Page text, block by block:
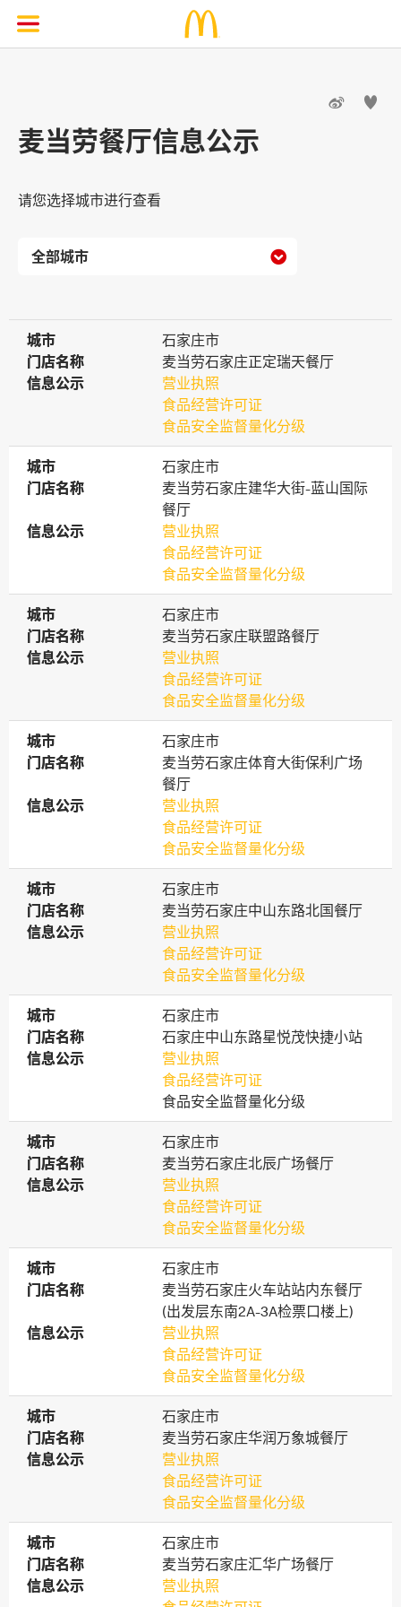
 
麦当劳餐厅信息公示
请您选择城市进行查看

城市
城市
石家庄市
门店名称
门店名称
麦当劳石家庄正定瑞天餐厅
信息公示
信息公示
营业执照
食品经营许可证
食品安全监督量化分级
城市
城市
石家庄市
门店名称
门店名称
麦当劳石家庄建华大街-蓝山国际
餐厅
信息公示
信息公示
营业执照
食品经营许可证
食品安全监督量化分级
城市
城市
石家庄市
门店名称
门店名称
麦当劳石家庄联盟路餐厅
信息公示
信息公示
营业执照
食品经营许可证
食品安全监督量化分级
城市
城市
石家庄市
门店名称
门店名称
麦当劳石家庄体育大街保利广场
餐厅
信息公示
信息公示
营业执照
食品经营许可证
食品安全监督量化分级
城市
城市
石家庄市
门店名称
门店名称
麦当劳石家庄中山东路北国餐厅
信息公示
信息公示
营业执照
食品经营许可证
食品安全监督量化分级
城市
城市
石家庄市
门店名称
门店名称
石家庄中山东路星悦茂快捷小站
信息公示
信息公示
营业执照
食品经营许可证
食品安全监督量化分级
城市
城市
石家庄市
门店名称
门店名称
麦当劳石家庄北辰广场餐厅
信息公示
信息公示
营业执照
食品经营许可证
食品安全监督量化分级
城市
城市
石家庄市
门店名称
门店名称
麦当劳石家庄火车站站内东餐厅
(出发层东南2A-3A检票口楼上)
信息公示
信息公示
营业执照
食品经营许可证
食品安全监督量化分级
城市
城市
石家庄市
门店名称
门店名称
麦当劳石家庄华润万象城餐厅
信息公示
信息公示
营业执照
食品经营许可证
食品安全监督量化分级
城市
城市
石家庄市
门店名称
门店名称
麦当劳石家庄汇华广场餐厅
信息公示
信息公示
营业执照